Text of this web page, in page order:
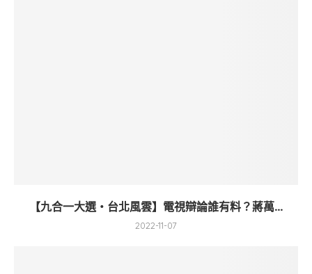
【九合一大選・台北風雲】電視辯論誰有料？蔣萬...
2022-11-07